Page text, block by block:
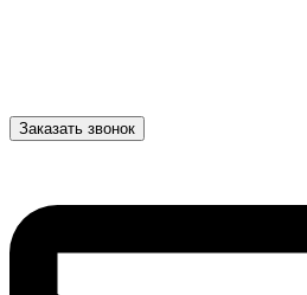
Заказать звонок